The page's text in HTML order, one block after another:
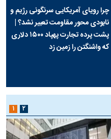
چرا رویای آمریکایی سرنگونی رژیم و
نابودی محور مقاومت تعبیر نشد؟ |
پشت پرده تجارت پهپاد‌ ۱۵۰۰ دلاری
که واشنگتن را زمین زد
۱ ۲